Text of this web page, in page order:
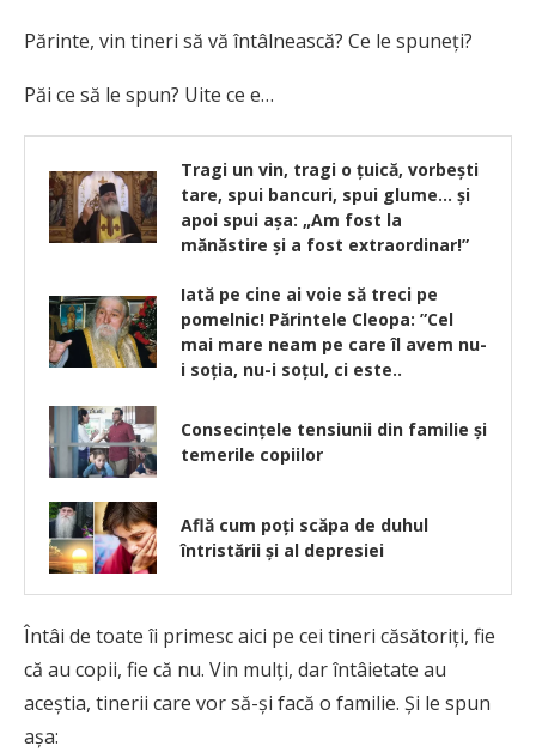
Părinte, vin tineri să vă întâlnească? Ce le spuneţi?
Păi ce să le spun? Uite ce e…
Tragi un vin, tragi o ţuică, vorbeşti
tare, spui bancuri, spui glume… şi
apoi spui aşa: „Am fost la
mănăstire și a fost extraordinar!”
Iată pe cine ai voie să treci pe
pomelnic! Părintele Cleopa: ”Cel
mai mare neam pe care îl avem nu-
i soția, nu-i soțul, ci este..
Consecințele tensiunii din familie și
temerile copiilor
Află cum poți scăpa de duhul
întristării și al depresiei
Întâi de toate îi primesc aici pe cei tineri căsătoriţi, fie
că au copii, fie că nu. Vin mulţi, dar întâietate au
aceştia, tinerii care vor să-şi facă o familie. Şi le spun
aşa: